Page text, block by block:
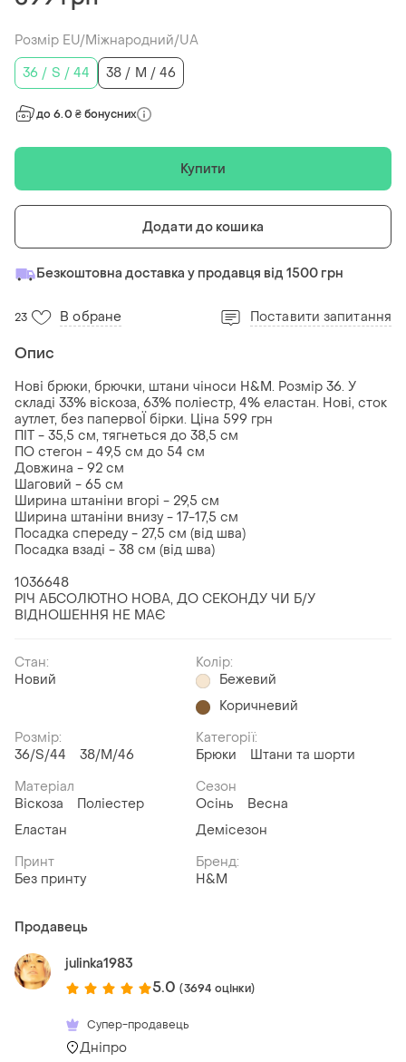
Розмір EU/Міжнародний/UA
36 / S / 44
38 / M / 46
до 6.0 ₴ бонусних
Купити
Додати до кошика
Безкоштовна доставка у продавця від 1500 грн
23 В обране Поставити запитання
Опис
Нові брюки, брючки, штани чіноси H&M. Розмір 36. У
складі 33% віскоза, 63% поліестр, 4% еластан. Нові, сток
аутлет, без папервоЇ бірки. Ціна 599 грн
ПІТ - 35,5 см, тягнеться до 38,5 см
ПО стегон - 49,5 см до 54 см
Довжина - 92 см
Шаговий - 65 см
Ширина штаніни вгорі - 29,5 см
Ширина штаніни внизу - 17-17,5 см
Посадка спереду - 27,5 см (від шва)
Посадка взаді - 38 см (від шва)
1036648
РІЧ АБСОЛЮТНО НОВА, ДО СЕКОНДУ ЧИ Б/У
ВІДНОШЕННЯ НЕ МАЄ
Стан:
Новий
Колір:
Бежевий
Коричневий
Розмір:
36/S/44
38/M/46
Категорії:
Брюки
Штани та шорти
Матеріал
Віскоза
Поліестер
Еластан
Сезон
Осінь
Весна
Демісезон
Принт
Без принту
Бренд:
H&M
Продавець
julinka1983
5.0 (3694 оцінки)
Супер-продавець
Дніпро